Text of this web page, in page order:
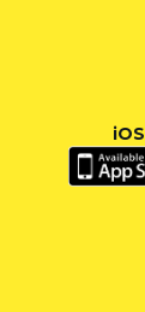
iOS